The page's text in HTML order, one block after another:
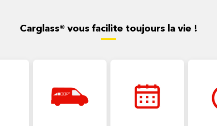
Carglass® vous facilite toujours la vie !